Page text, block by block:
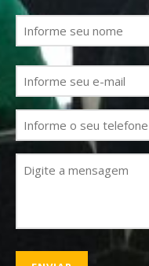
Nome
(obrigatório)
E-
mail
(obrigatório)
Telefone
(obrigatório)